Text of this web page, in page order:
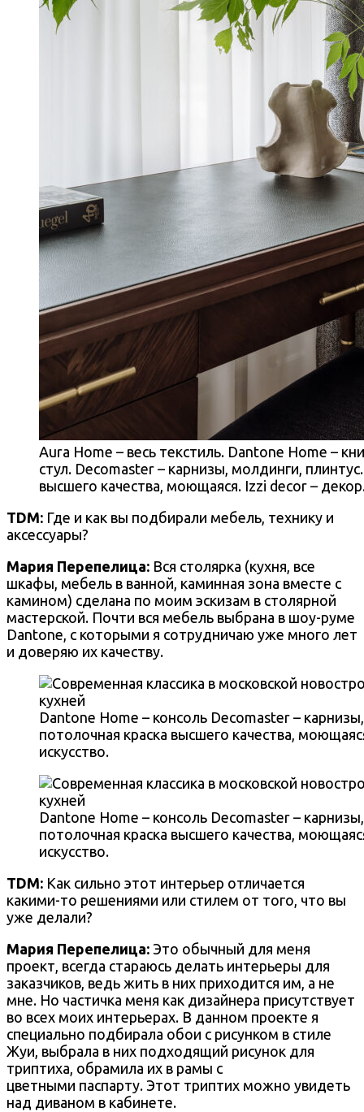
Aura Home – весь текстиль. Dantone Home –
стул. Decomaster – карнизы, молдинги,
высшего качества, моющаяся. Izzi decor –
TDM: Где и как вы подбирали мебель, технику и
аксессуары?
Мария Перепелица: Вся столярка (кухня, все
шкафы, мебель в ванной, каминная зона вместе с
камином) сделана по моим эскизам в столярной
мастерской. Почти вся мебель выбрана в шоу-руме
Dantone, с которыми я сотрудничаю уже много лет
и доверяю их качеству.
Dantone Home – консоль Decomaster –
потолочная краска высшего качества,
искусство.
Dantone Home – консоль Decomaster –
потолочная краска высшего качества,
искусство.
TDM: Как сильно этот интерьер отличается
какими-то решениями или стилем от того, что вы
уже делали?
Мария Перепелица: Это обычный для меня
проект, всегда стараюсь делать интерьеры для
заказчиков, ведь жить в них приходится им, а не
мне. Но частичка меня как дизайнера присутствует
во всех моих интерьерах. В данном проекте я
специально подбирала обои с рисунком в стиле
Жуи, выбрала в них подходящий рисунок для
триптиха, обрамила их в рамы с
цветными паспарту. Этот триптих можно увидеть
над диваном в кабинете.